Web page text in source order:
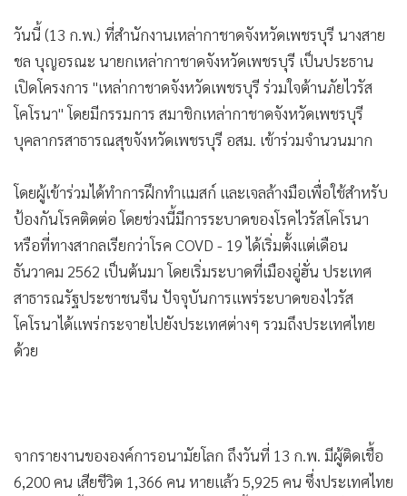
•
เศรษฐกิจ-ธุรกิจ
• จีน
• ชุมชน-คุณภาพชีวิต
• อาชญากรรม
• Motoring
• วิทยาศาสตร์
• SMEs
• หุ้น
• อินโดจีน
• กองทุนรวม
• Celeb Online
• Gotomanager
วันนี้ (13 ก.พ.) ที่สำนักงานเหล่ากาชาดจังหวัดเพชรบุรี นางสาย
ชล บุญอรณะ นายกเหล่ากาชาดจังหวัดเพชรบุรี เป็นประธาน
เปิดโครงการ "เหล่ากาชาดจังหวัดเพชรบุรี ร่วมใจต้านภัยไวรัส
โคโรนา" โดยมีกรรมการ สมาชิกเหล่ากาชาดจังหวัดเพชรบุรี
บุคลากรสาธารณสุขจังหวัดเพชรบุรี อสม. เข้าร่วมจำนวนมาก
โดยผู้เข้าร่วมได้ทำการฝึกทำแมสก์ และเจลล้างมือเพื่อใช้สำหรับ
ป้องกันโรคติดต่อ โดยช่วงนี้มีการระบาดของโรคไวรัสโคโรนา
หรือที่ทางสากลเรียกว่าโรค COVD - 19 ได้เริ่มตั้งแต่เดือน
ธันวาคม 2562 เป็นต้นมา โดยเริ่มระบาดที่เมืองอู่ฮั่น ประเทศ
สาธารณรัฐประชาชนจีน ปัจจุบันการแพร่ระบาดของไวรัส
โคโรนาได้แพร่กระจายไปยังประเทศต่างๆ รวมถึงประเทศไทย
ด้วย
จากรายงานขององค์การอนามัยโลก ถึงวันที่ 13 ก.พ. มีผู้ติดเชื้อ
6,200 คน เสียชีวิต 1,366 คน หายแล้ว 5,925 คน ซึ่งประเทศไทย